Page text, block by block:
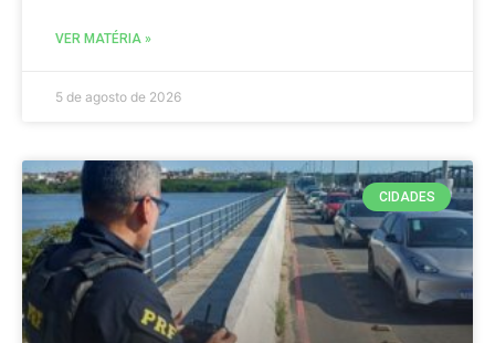
VER MATÉRIA »
5 de agosto de 2026
CIDADES